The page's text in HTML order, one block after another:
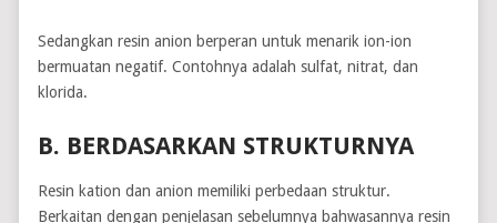
Sedangkan resin anion berperan untuk menarik ion-ion
bermuatan negatif. Contohnya adalah sulfat, nitrat, dan
klorida.
B. BERDASARKAN STRUKTURNYA
Resin kation dan anion memiliki perbedaan struktur.
Berkaitan dengan penjelasan sebelumnya bahwasannya resin